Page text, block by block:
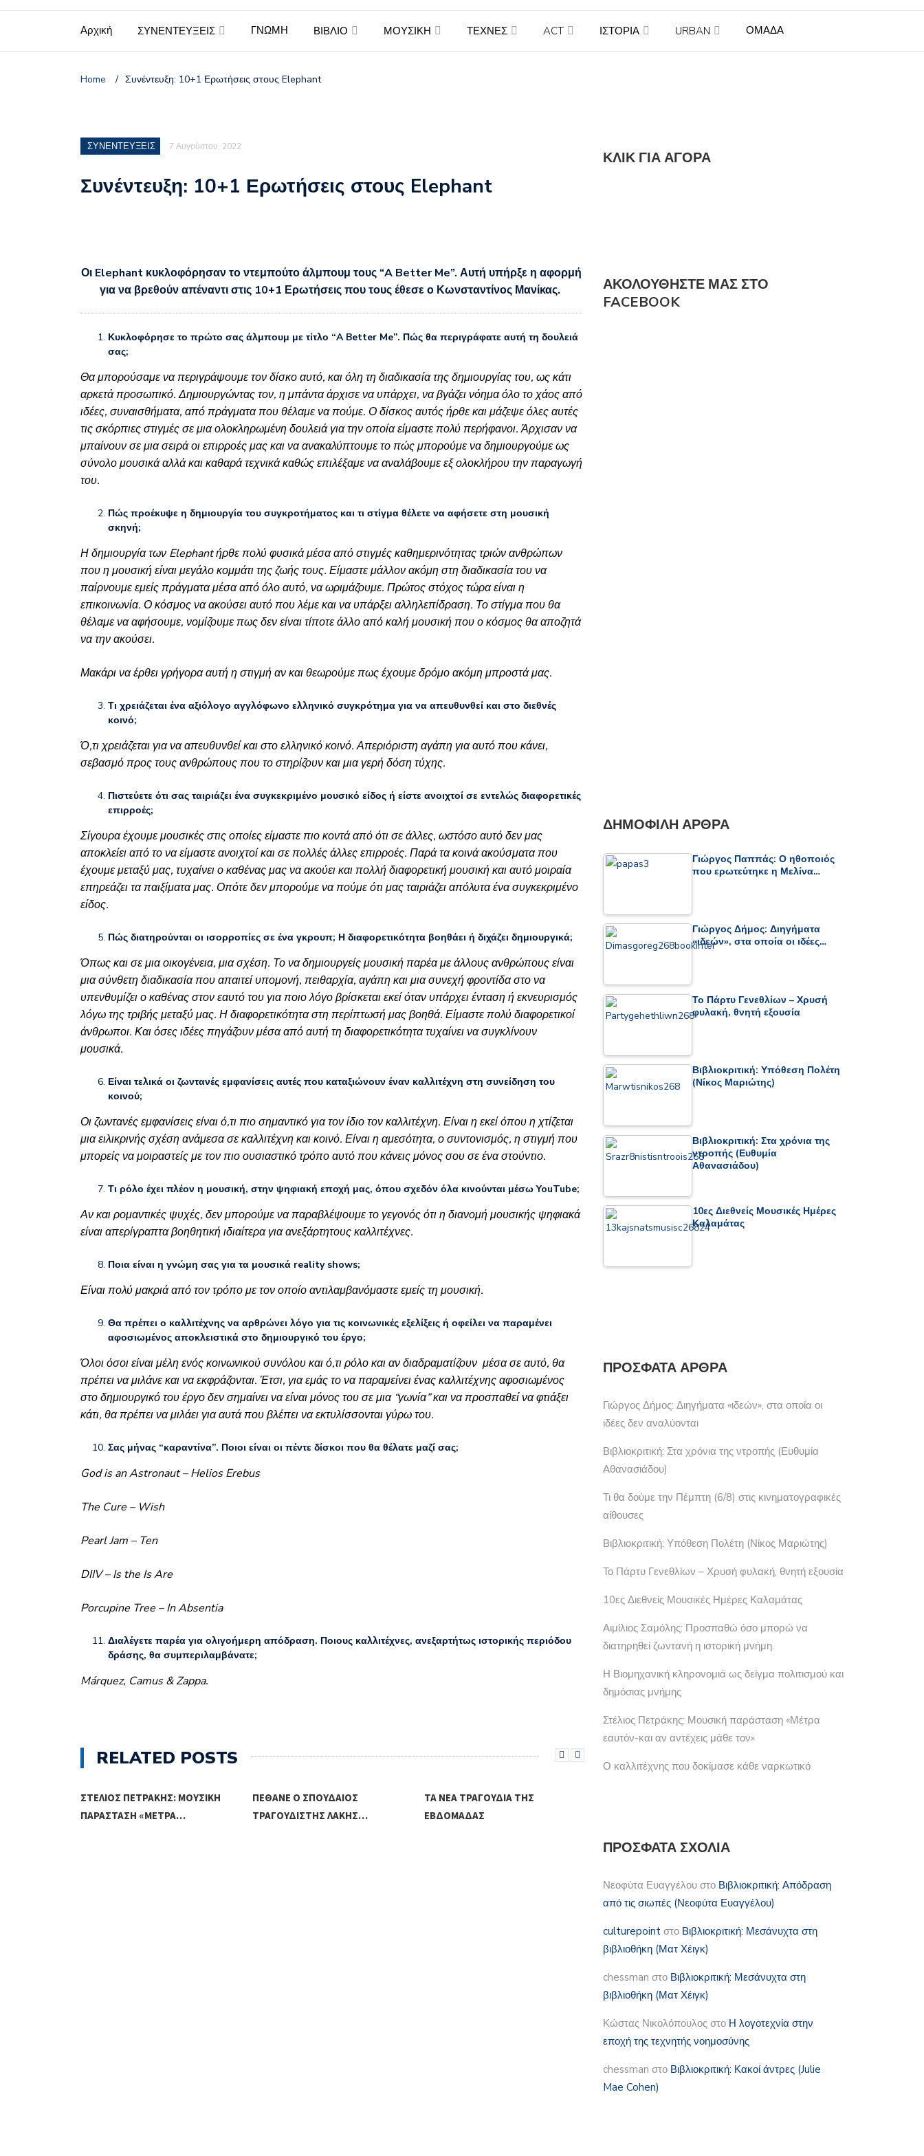
Αρχική ΣΥΝΕΝΤΕΥΞΕΙΣ ΓΝΩΜΗ ΒΙΒΛΙΟ ΜΟΥΣΙΚΗ ΤΕΧΝΕΣ ACT ΙΣΤΟΡΙΑ URBAN ΟΜΑΔΑ
Home / Συνέντευξη: 10+1 Ερωτήσεις στους Elephant
ΣΥΝΕΝΤΕΥΞΕΙΣ 7 Αυγούστου, 2022
Συνέντευξη: 10+1 Ερωτήσεις στους Elephant
Οι Elephant κυκλοφόρησαν το ντεμπούτο άλμπουμ τους “A Better Me”. Αυτή υπήρξε η αφορμή
για να βρεθούν απέναντι στις 10+1 Ερωτήσεις που τους έθεσε ο Κωνσταντίνος Μανίκας.
Κυκλοφόρησε το πρώτο σας άλμπουμ με τίτλο “A Better Me”. Πώς θα περιγράφατε αυτή τη δουλειά
σας;
Θα μπορούσαμε να περιγράψουμε τον δίσκο αυτό, και όλη τη διαδικασία της δημιουργίας του, ως κάτι
αρκετά προσωπικό. Δημιουργώντας τον, η μπάντα άρχισε να υπάρχει, να βγάζει νόημα όλο το χάος από
ιδέες, συναισθήματα, από πράγματα που θέλαμε να πούμε. Ο δίσκος αυτός ήρθε και μάζεψε όλες αυτές
τις σκόρπιες στιγμές σε μια ολοκληρωμένη δουλειά για την οποία είμαστε πολύ περήφανοι. Άρχισαν να
μπαίνουν σε μια σειρά οι επιρροές μας και να ανακαλύπτουμε το πώς μπορούμε να δημιουργούμε ως
σύνολο μουσικά αλλά και καθαρά τεχνικά καθώς επιλέξαμε να αναλάβουμε εξ ολοκλήρου την παραγωγή
του.
Πώς προέκυψε η δημιουργία του συγκροτήματος και τι στίγμα θέλετε να αφήσετε στη μουσική
σκηνή;
Η δημιουργία των Elephant ήρθε πολύ φυσικά μέσα από στιγμές καθημερινότητας τριών ανθρώπων
που η μουσική είναι μεγάλο κομμάτι της ζωής τους. Είμαστε μάλλον ακόμη στη διαδικασία του να
παίρνουμε εμείς πράγματα μέσα από όλο αυτό, να ωριμάζουμε. Πρώτος στόχος τώρα είναι η
επικοινωνία. Ο κόσμος να ακούσει αυτό που λέμε και να υπάρξει αλληλεπίδραση. Το στίγμα που θα
θέλαμε να αφήσουμε, νομίζουμε πως δεν είναι τίποτε άλλο από καλή μουσική που ο κόσμος θα αποζητά
να την ακούσει.
Μακάρι να έρθει γρήγορα αυτή η στιγμή αν και θεωρούμε πως έχουμε δρόμο ακόμη μπροστά μας.
Τι χρειάζεται ένα αξιόλογο αγγλόφωνο ελληνικό συγκρότημα για να απευθυνθεί και στο διεθνές
κοινό;
Ό,τι χρειάζεται για να απευθυνθεί και στο ελληνικό κοινό. Απεριόριστη αγάπη για αυτό που κάνει,
σεβασμό προς τους ανθρώπους που το στηρίζουν και μια γερή δόση τύχης.
Πιστεύετε ότι σας ταιριάζει ένα συγκεκριμένο μουσικό είδος ή είστε ανοιχτοί σε εντελώς διαφορετικές
επιρροές;
Σίγουρα έχουμε μουσικές στις οποίες είμαστε πιο κοντά από ότι σε άλλες, ωστόσο αυτό δεν μας
αποκλείει από το να είμαστε ανοιχτοί και σε πολλές άλλες επιρροές. Παρά τα κοινά ακούσματα που
έχουμε μεταξύ μας, τυχαίνει ο καθένας μας να ακούει και πολλή διαφορετική μουσική και αυτό μοιραία
επηρεάζει τα παιξίματα μας. Οπότε δεν μπορούμε να πούμε ότι μας ταιριάζει απόλυτα ένα συγκεκριμένο
είδος.
Πώς διατηρούνται οι ισορροπίες σε ένα γκρουπ; Η διαφορετικότητα βοηθάει ή διχάζει δημιουργικά;
Όπως και σε μια οικογένεια, μια σχέση. Το να δημιουργείς μουσική παρέα με άλλους ανθρώπους είναι
μια σύνθετη διαδικασία που απαιτεί υπομονή, πειθαρχία, αγάπη και μια συνεχή φροντίδα στο να
υπενθυμίζει ο καθένας στον εαυτό του για ποιο λόγο βρίσκεται εκεί όταν υπάρχει ένταση ή εκνευρισμός
λόγω της τριβής μεταξύ μας. Η διαφορετικότητα στη περίπτωσή μας βοηθά. Είμαστε πολύ διαφορετικοί
άνθρωποι. Και όσες ιδέες πηγάζουν μέσα από αυτή τη διαφορετικότητα τυχαίνει να συγκλίνουν
μουσικά.
Είναι τελικά οι ζωντανές εμφανίσεις αυτές που καταξιώνουν έναν καλλιτέχνη στη συνείδηση του
κοινού;
Οι ζωντανές εμφανίσεις είναι ό,τι πιο σημαντικό για τον ίδιο τον καλλιτέχνη. Είναι η εκεί όπου η χτίζεται
μια ειλικρινής σχέση ανάμεσα σε καλλιτέχνη και κοινό. Είναι η αμεσότητα, ο συντονισμός, η στιγμή που
μπορείς να μοιραστείς με τον πιο ουσιαστικό τρόπο αυτό που κάνεις μόνος σου σε ένα στούντιο.
Τι ρόλο έχει πλέον η μουσική, στην ψηφιακή εποχή μας, όπου σχεδόν όλα κινούνται μέσω YouTube;
Αν και ρομαντικές ψυχές, δεν μπορούμε να παραβλέψουμε το γεγονός ότι η διανομή μουσικής ψηφιακά
είναι απερίγραπτα βοηθητική ιδιαίτερα για ανεξάρτητους καλλιτέχνες.
Ποια είναι η γνώμη σας για τα μουσικά reality shows;
Είναι πολύ μακριά από τον τρόπο με τον οποίο αντιλαμβανόμαστε εμείς τη μουσική.
Θα πρέπει ο καλλιτέχνης να αρθρώνει λόγο για τις κοινωνικές εξελίξεις ή οφείλει να παραμένει
αφοσιωμένος αποκλειστικά στο δημιουργικό του έργο;
Όλοι όσοι είναι μέλη ενός κοινωνικού συνόλου και ό,τι ρόλο και αν διαδραματίζουν μέσα σε αυτό, θα
πρέπει να μιλάνε και να εκφράζονται. Έτσι, για εμάς το να παραμείνει ένας καλλιτέχνης αφοσιωμένος
στο δημιουργικό του έργο δεν σημαίνει να είναι μόνος του σε μια “γωνία” και να προσπαθεί να φτιάξει
κάτι, θα πρέπει να μιλάει για αυτά που βλέπει να εκτυλίσσονται γύρω του.
Σας μήνας “καραντίνα”. Ποιοι είναι οι πέντε δίσκοι που θα θέλατε μαζί σας;
God is an Astronaut – Helios Erebus
The Cure – Wish
Pearl Jam – Ten
DIIV – Is the Is Are
Porcupine Tree – In Absentia
Διαλέγετε παρέα για ολιγοήμερη απόδραση. Ποιους καλλιτέχνες, ανεξαρτήτως ιστορικής περιόδου
δράσης, θα συμπεριλαμβάνατε;
Márquez, Camus & Zappa.
RELATED POSTS
ΣΤΈΛΙΟΣ ΠΕΤΡΆΚΗΣ: ΜΟΥΣΙΚΉ
ΠΑΡΆΣΤΑΣΗ «ΜΈΤΡΑ…
ΠΈΘΑΝΕ Ο ΣΠΟΥΔΑΊΟΣ
ΤΡΑΓΟΥΔΙΣΤΉΣ ΛΆΚΗΣ…
ΤΑ ΝΈΑ ΤΡΑΓΟΎΔΙΑ ΤΗΣ
ΕΒΔΟΜΆΔΑΣ
ΚΛΙΚ ΓΙΑ ΑΓΟΡΆ
ΑΚΟΛΟΎΘΗΣΤΕ ΜΑΣ ΣΤΟ
FACEBOOK
ΔΗΜΟΦΙΛΉ ΆΡΘΡΑ
Γιώργος Παππάς: Ο ηθοποιός
που ερωτεύτηκε η Μελίνα…
Γιώργος Δήμος: Διηγήματα
«ιδεών», στα οποία οι ιδέες…
Το Πάρτυ Γενεθλίων – Χρυσή
φυλακή, θνητή εξουσία
Βιβλιοκριτική: Υπόθεση Πολέτη
(Νίκος Μαριώτης)
Βιβλιοκριτική: Στα χρόνια της
ντροπής (Ευθυμία
Αθανασιάδου)
10ες Διεθνείς Μουσικές Ημέρες
Καλαμάτας
ΠΡΌΣΦΑΤΑ ΆΡΘΡΑ
Γιώργος Δήμος: Διηγήματα «ιδεών», στα οποία οι
ιδέες δεν αναλύονται
Βιβλιοκριτική: Στα χρόνια της ντροπής (Ευθυμία
Αθανασιάδου)
Τι θα δούμε την Πέμπτη (6/8) στις κινηματογραφικές
αίθουσες
Βιβλιοκριτική: Υπόθεση Πολέτη (Νίκος Μαριώτης)
Το Πάρτυ Γενεθλίων – Χρυσή φυλακή, θνητή εξουσία
10ες Διεθνείς Μουσικές Ημέρες Καλαμάτας
Αιμίλιος Σαμόλης: Προσπαθώ όσο μπορώ να
διατηρηθεί ζωντανή η ιστορική μνήμη.
Η Βιομηχανική κληρονομιά ως δείγμα πολιτισμού και
δημόσιας μνήμης
Στέλιος Πετράκης: Μουσική παράσταση «Μέτρα
εαυτόν-και αν αντέχεις μάθε τον»
Ο καλλιτέχνης που δοκίμασε κάθε ναρκωτικό
ΠΡΌΣΦΑΤΑ ΣΧΌΛΙΑ
Νεοφύτα Ευαγγέλου στο Βιβλιοκριτική: Απόδραση
από τις σιωπές (Νεοφύτα Ευαγγέλου)
culturepoint στο Βιβλιοκριτική: Μεσάνυχτα στη
βιβλιοθήκη (Ματ Χέιγκ)
chessman στο Βιβλιοκριτική: Μεσάνυχτα στη
βιβλιοθήκη (Ματ Χέιγκ)
Κώστας Νικολόπουλος στο Η λογοτεχνία στην
εποχή της τεχνητής νοημοσύνης
chessman στο Βιβλιοκριτική: Κακοί άντρες (Julie
Mae Cohen)